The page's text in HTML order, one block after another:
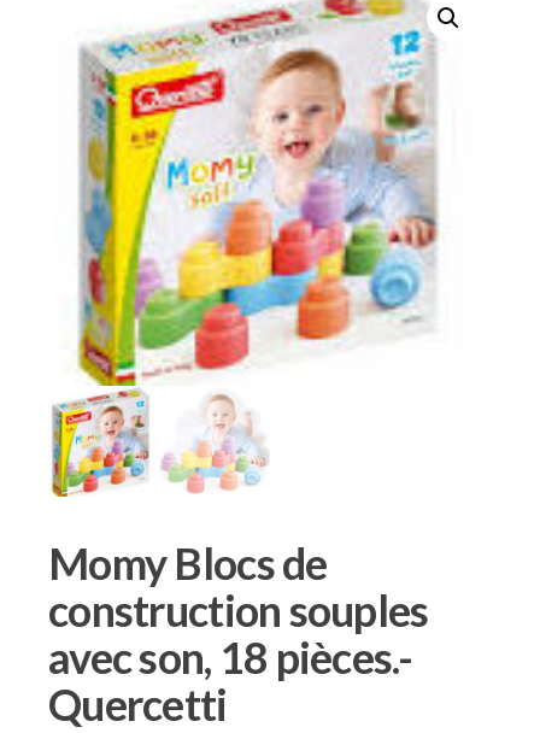
Momy Blocs de
construction souples
avec son, 18 pièces.-
Quercetti